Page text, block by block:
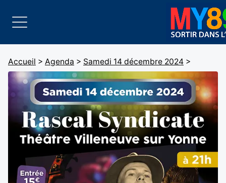
Accueil > Agenda > Samedi 14 décembre 2024 >